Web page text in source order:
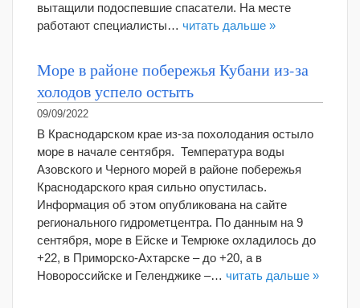
вытащили подоспевшие спасатели. На месте
работают специалисты… читать дальше »
Море в районе побережья Кубани из-за
холодов успело остыть
09/09/2022
В Краснодарском крае из-за похолодания остыло
море в начале сентября. Температура воды
Азовского и Черного морей в районе побережья
Краснодарского края сильно опустилась.
Информация об этом опубликована на сайте
регионального гидрометцентра. По данным на 9
сентября, море в Ейске и Темрюке охладилось до
+22, в Приморско-Ахтарске – до +20, а в
Новороссийске и Геленджике –… читать дальше »